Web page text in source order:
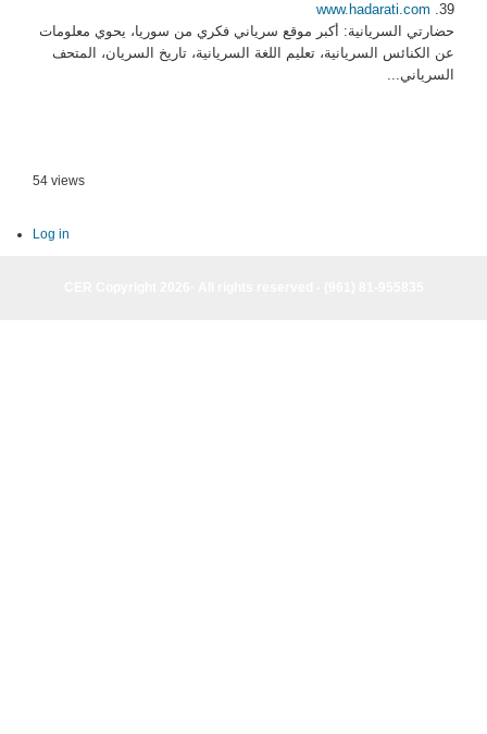
39.
www.hadarati.com
حضارتي السريانية: أكبر موقع سرياني فكري من سوريا، يحوي معلومات
عن الكنائس السريانية، تعليم اللغة السريانية، تاريخ السريان، المتحف
السرياني...
54 views
Log in